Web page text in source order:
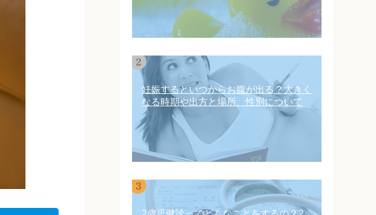
妊娠するといつからお腹が出る？大きく
なる時期や出方と場所、性別について